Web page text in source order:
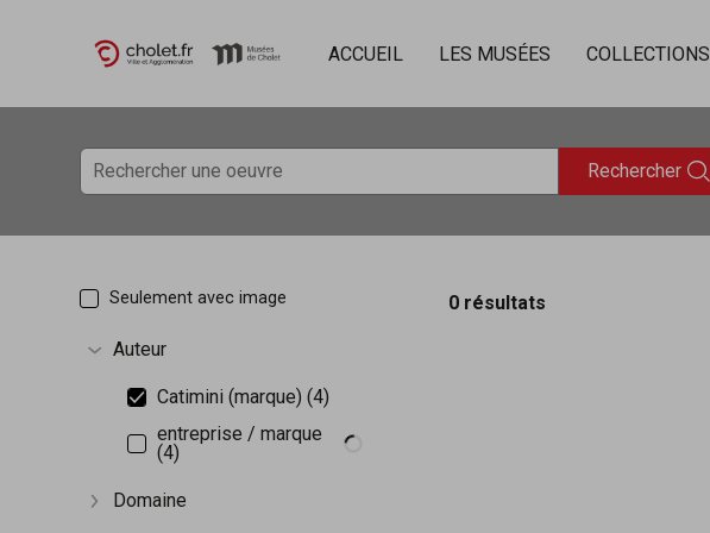
Accèder directement au contenu
Accèder directement au contenuACCUEIL LES MUSÉES COLLECTIONS
Rechercher
Seulement avec image
Afficher plus
Auteur
Catimini (marque) (4)
entreprise / marque
(4)
Afficher plus
Domaine
0 résultats